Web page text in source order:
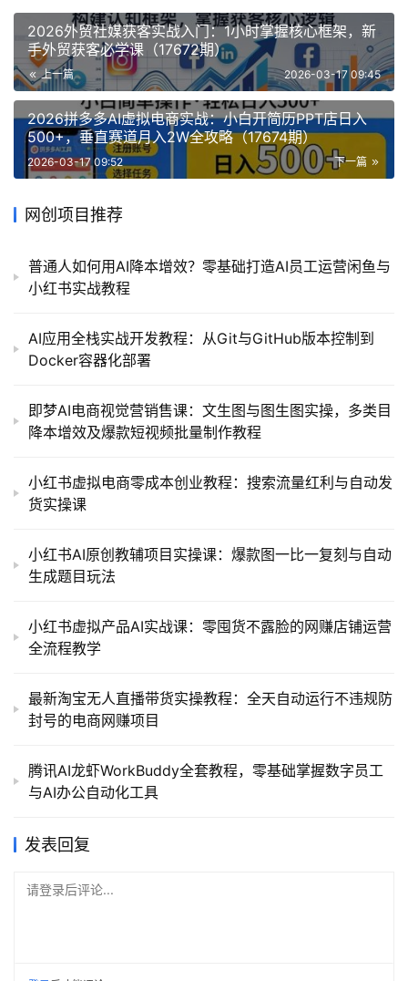
2026外贸社媒获客实战入门：1小时掌握核心框架，新
手外贸获客必学课（17672期）
上一篇 2026-03-17 09:45
2026拼多多AI虚拟电商实战：小白开简历PPT店日入
500+，垂直赛道月入2W全攻略（17674期）
下一篇
2026-03-17 09:52
网创项目推荐
普通人如何用AI降本增效？零基础打造AI员工运营闲鱼与
小红书实战教程
AI应用全栈实战开发教程：从Git与GitHub版本控制到
Docker容器化部署
即梦AI电商视觉营销售课：文生图与图生图实操，多类目
降本增效及爆款短视频批量制作教程
小红书虚拟电商零成本创业教程：搜索流量红利与自动发
货实操课
小红书AI原创教辅项目实操课：爆款图一比一复刻与自动
生成题目玩法
小红书虚拟产品AI实战课：零囤货不露脸的网赚店铺运营
全流程教学
最新淘宝无人直播带货实操教程：全天自动运行不违规防
封号的电商网赚项目
腾讯AI龙虾WorkBuddy全套教程，零基础掌握数字员工
与AI办公自动化工具
发表回复
请登录后评论...